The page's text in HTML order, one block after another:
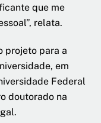
que me
relata.
projeto para a
em
Federal
doutorado na